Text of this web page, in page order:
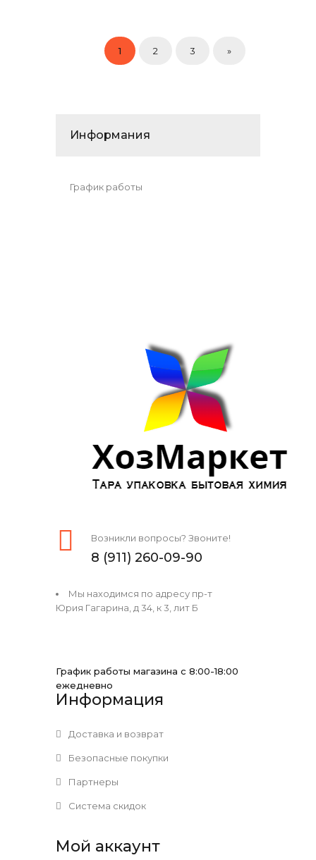
1 2 3 »
Информания
График работы
Возникли вопросы? Звоните!
8 (911) 260-09-90
Мы находимся по адресу пр-т
Юрия Гагарина, д 34, к 3, лит Б
График работы магазина с 8:00-18:00
ежедневно
Информация
Доставка и возврат
Безопасные покупки
Партнеры
Система скидок
Мой аккаунт